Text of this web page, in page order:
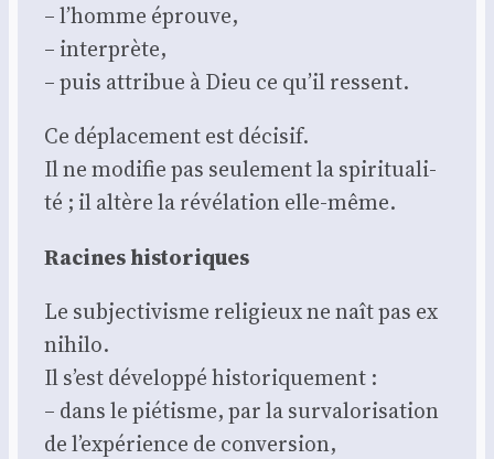
– l’homme éprouve,
– inter­prète,
– puis attri­bue à Dieu ce qu’il res­sent.
Ce dépla­ce­ment est déci­sif.
Il ne modi­fie pas seule­ment la spi­ri­tua­li­
té ; il altère la révé­la­tion elle-même.
Racines his­to­riques
Le sub­jec­ti­visme reli­gieux ne naît pas ex
nihi­lo.
Il s’est déve­lop­pé his­to­ri­que­ment :
– dans le pié­tisme, par la sur­va­lo­ri­sa­tion
de l’expérience de conver­sion,